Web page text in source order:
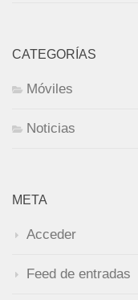
CATEGORÍAS
Móviles
Noticias
META
Acceder
Feed de entradas